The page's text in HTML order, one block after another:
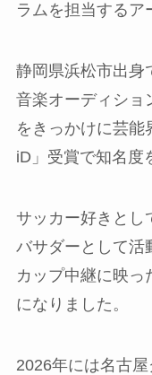
ラムを担当するア
静岡県浜松市出身
音楽オーディショ
をきっかけに芸能
iD」受賞で知名度
サッカー好きとし
バサダーとして活
カップ中継に映っ
になりました。
2026年には名古